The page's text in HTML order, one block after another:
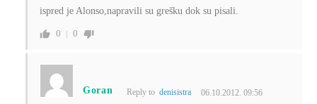
ispred je Alonso,napravili su grešku dok su pisali.
0 0
Goran Reply todenisistra 06.10.2012. 09:56